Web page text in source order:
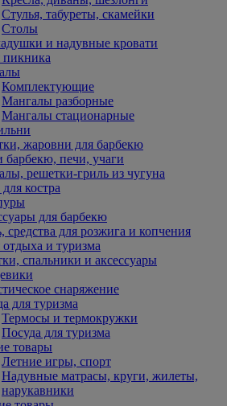
Стулья, табуреты, скамейки
Столы
и надувные кровати
пикника
Комплектующие
Мангалы разборные
Мангалы стационарные
жаровни для барбекю
барбекю, печи, учаги
решетки-гриль из чугуна
костра
для барбекю
средства для розжига и копчения
и туризма
спальники и аксессуары
снаряжение
для туризма
Термосы и термокружки
Посуда для туризма
товары
Летние игры, спорт
Надувные матрасы, круги, жилеты,
нарукавники